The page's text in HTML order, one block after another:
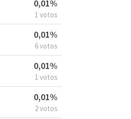
0,01%
1 votos
0,01%
6 votos
0,01%
1 votos
0,01%
2 votos